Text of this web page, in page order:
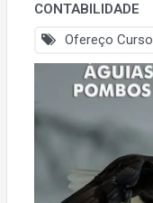
CONTABILIDADE
Ofereço Curso